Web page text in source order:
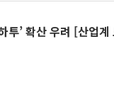
투’ 확산 우려 [산업계